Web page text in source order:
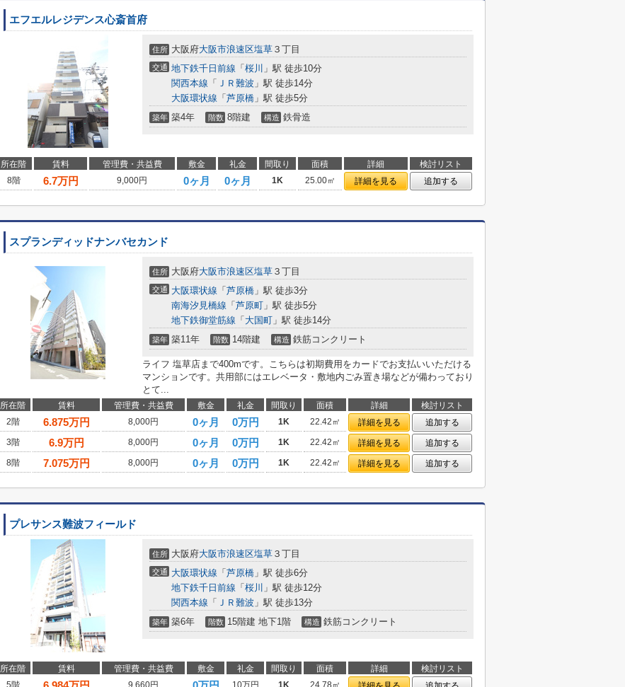
エフエルレジデンス心斎首府
住所 大阪府大阪市浪速区塩草 ３丁目
交通 地下鉄千日前線 「 桜川 」駅 徒歩10分
関西本線 「 ＪＲ難波 」駅 徒歩14分
大阪環状線 「 芦原橋 」駅 徒歩5分
築年 築4年 階数 8階建 構造 鉄骨造
所在階 賃料 管理費・共益費 敷金 礼金 間取り 面積 詳細
検討リスト
8階
6.7万円 9,000円 0ヶ月 0ヶ月 1K 25.00㎡ 詳細を見る 追加する
スプランディッドナンバセカンド
住所 大阪府大阪市浪速区塩草 ３丁目
交通 大阪環状線 「 芦原橋 」駅 徒歩3分
南海汐見橋線 「 芦原町 」駅 徒歩5分
地下鉄御堂筋線 「 大国町 」駅 徒歩14分
築年 築11年 階数 14階建 構造 鉄筋コンクリート
ライフ 塩草店まで400mです。こちらは初期費用をカードでお支払いいただける
マンションです。共用部にはエレベータ・敷地内ごみ置き場などが備わっており
とて...
所在階 賃料 管理費・共益費 敷金 礼金 間取り 面積 詳細
検討リスト
2階
6.875万円 8,000円 0ヶ月 0万円 1K 22.42㎡ 詳細を見る
追加する
3階
6.9万円 8,000円 0ヶ月 0万円 1K 22.42㎡ 詳細を見る
追加する
8階
7.075万円 8,000円 0ヶ月 0万円 1K 22.42㎡ 詳細を見る 追加する
プレサンス難波フィールド
住所 大阪府大阪市浪速区塩草 ３丁目
交通 大阪環状線 「 芦原橋 」駅 徒歩6分
地下鉄千日前線 「 桜川 」駅 徒歩12分
関西本線 「 ＪＲ難波 」駅 徒歩13分
築年 築6年 階数 15階建 地下1階 構造 鉄筋コンクリート
所在階 賃料 管理費・共益費 敷金 礼金 間取り 面積 詳細
検討リスト
5階
9,660円 10万円 1K 24.78㎡